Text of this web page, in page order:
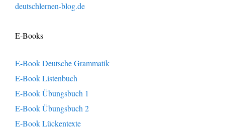
deutschlernen-blog.de
E-Books
E-Book Deutsche Grammatik
E-Book Listenbuch
E-Book Übungsbuch 1
E-Book Übungsbuch 2
E-Book Lückentexte